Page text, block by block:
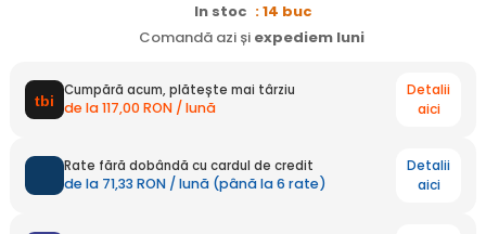
In stoc : 14 buc
Comandă azi și expediem luni
Cumpără acum, plătește mai târziu
de la 117,00 RON / lună
Detalii
aici
Rate fără dobândă cu cardul de credit
de la 71,33 RON / lună (până la 6 rate)
Detalii
aici